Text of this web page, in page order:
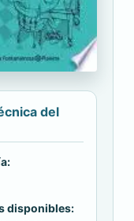
del
disponibles: